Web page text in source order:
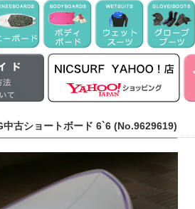
古ショートボード 6`6 (No.9629619)